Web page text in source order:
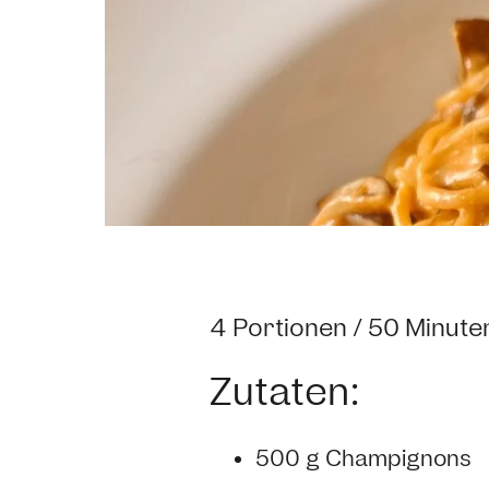
4 Portionen / 50
Zutaten:
500 g Champignons